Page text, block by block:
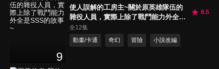
9
使人誤解的工房主~關於原英雄隊伍的
雜役人員，實際上除了戰鬥能力外全是
SSS的故事~
8.5
全12集
動畫/卡通
奇幻 冒險 小說改編